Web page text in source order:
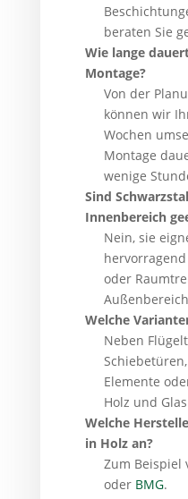
beraten Sie
Wie lange
Montage?
Von der
können wir
Wochen
Montage
wenige
Sind
Innenbereich
Nein, sie
oder
Welche
Neben
Elemente
Holz und
Welche
in Holz an?
Zum Beispiel
oder BMG.